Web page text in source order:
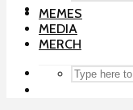
MEMES
MEDIA
MERCH